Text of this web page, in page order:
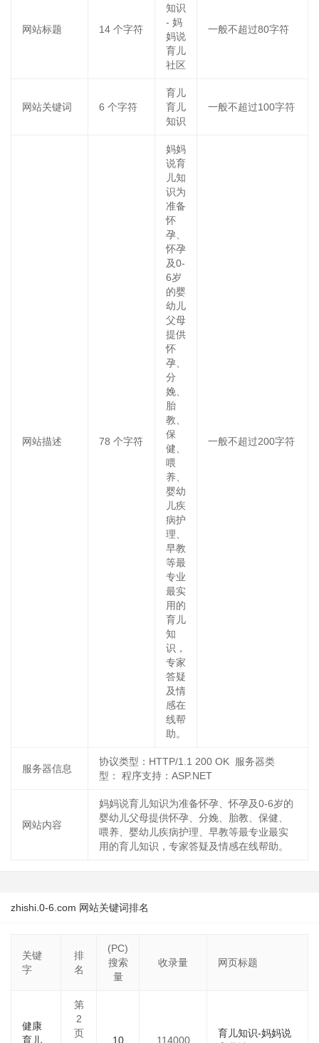
网站标题 14 个字符
知识
- 妈
妈说
育儿
社区
一般不超过80字符
网站关键词 6 个字符
育儿
育儿
知识
一般不超过100字符
网站描述 78 个字符
妈妈
说育
儿知
识为
准备
怀
孕、
怀孕
及0-
6岁
的婴
幼儿
父母
提供
怀
孕、
分
娩、
胎
教、
保
健、
喂
养、
婴幼
儿疾
病护
理、
早教
等最
专业
最实
用的
育儿
知
识，
专家
答疑
及情
感在
线帮
助。
一般不超过200字符
服务器信息
协议类型：HTTP/1.1 200 OK 服务器类
型： 程序支持：ASP.NET
网站内容
妈妈说育儿知识为准备怀孕、怀孕及0-6岁的
婴幼儿父母提供怀孕、分娩、胎教、保健、
喂养、婴幼儿疾病护理、早教等最专业最实
用的育儿知识，专家答疑及情感在线帮助。
zhishi.0-6.com 网站关键词排名
关键
字
排
名
(PC)
搜索
量
收录量 网页标题
健康
育儿
第
2
页
10 114000
育儿知识-妈妈说